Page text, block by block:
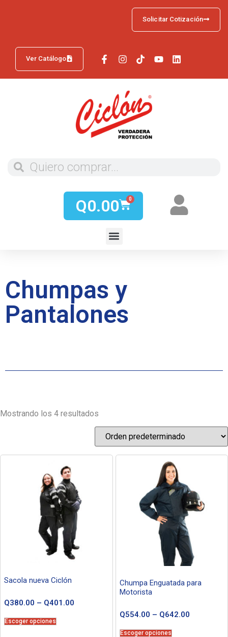
Ver Catálogo
Solicitar Cotización
Q0.00 0
Chumpas y
Pantalones
Mostrando los 4 resultados
Sacola nueva Ciclón
Q380.00 – Q401.00
Escoger opciones
Chumpa Enguatada para
Motorista
Q554.00 – Q642.00
Escoger opciones